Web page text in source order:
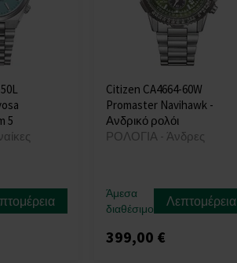
5
Citizen CA4664-60W
Promaster Navihawk -
Ανδρικό ρολόι
ΡΟΛΟΓΙΑ - Άνδρες
Άμεσα
διαθέσιμο
Λεπτομέρεια
399,00 €